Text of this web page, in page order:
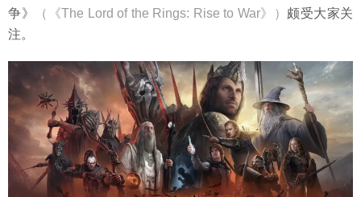
争》
（《The Lord of the Rings: Rise to War》） 颇受大家关
注。